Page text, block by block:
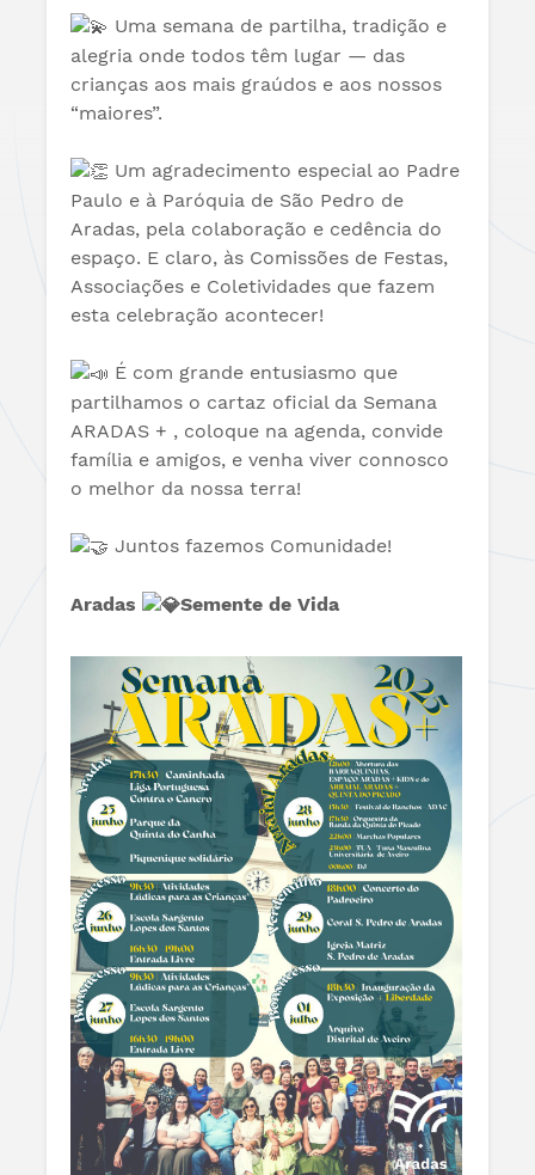
Uma semana de partilha, tradição e
alegria onde todos têm lugar — das
crianças aos mais graúdos e aos nossos
“maiores”.
Um agradecimento especial ao Padre
Paulo e à Paróquia de São Pedro de
Aradas, pela colaboração e cedência do
espaço. E claro, às Comissões de Festas,
Associações e Coletividades que fazem
esta celebração acontecer!
É com grande entusiasmo que
partilhamos o cartaz oficial da Semana
ARADAS + , coloque na agenda, convide
família e amigos, e venha viver connosco
o melhor da nossa terra!
Juntos fazemos Comunidade!
Aradas Semente de Vida